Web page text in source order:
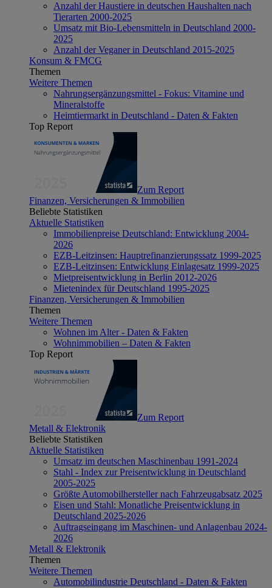
Anzahl der Haustiere in deutschen Haushalten nach
Tierarten 2000-2025
Umsatz mit Bio-Lebensmitteln in Deutschland 2000-
2025
Anzahl der Veganer in Deutschland 2015-2025
Konsum & FMCG
Themen
Weitere Themen
Nahrungsergänzungsmittel - Fokus: Vitamine und
Mineralstoffe
Heimtiermarkt in Deutschland - Daten & Fakten
Top Report
Zum Report
Finanzen, Versicherungen & Immobilien
Beliebte Statistiken
Aktuelle Statistiken
Immobilienpreise Deutschland: Entwicklung 2004-
2026
EZB-Leitzinsen: Hauptrefinanzierungssatz 1999-2025
EZB-Leitzinsen: Entwicklung Einlagesatz 1999-2025
Mietpreisentwicklung in Berlin 2012-2026
Mietenindex für Deutschland 1995-2025
Finanzen, Versicherungen & Immobilien
Themen
Weitere Themen
Wohnen im Alter - Daten & Fakten
Wohnimmobilien – Daten & Fakten
Top Report
Zum Report
Metall & Elektronik
Beliebte Statistiken
Aktuelle Statistiken
Umsatz im deutschen Maschinenbau 1991-2024
Stahl - Index zur Preisentwicklung in Deutschland
2005-2025
Größte Automobilhersteller nach Fahrzeugabsatz 2025
Eisen und Stahl: Monatliche Preisentwicklung in
Deutschland 2025-2026
Auftragseingang im Maschinen- und Anlagenbau 2024-
2026
Metall & Elektronik
Themen
Weitere Themen
Automobilindustrie Deutschland - Daten & Fakten